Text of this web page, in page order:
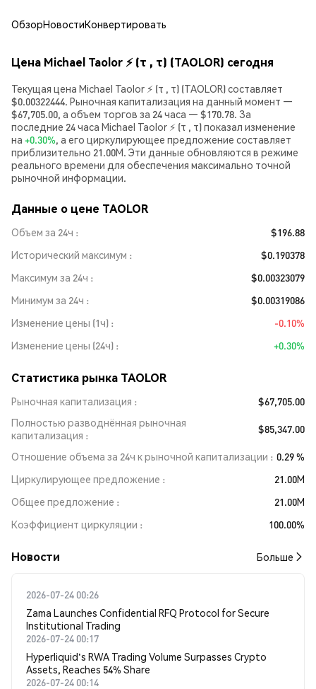
ОбзорНовостиКонвертировать
Цена Michael Taolor ⚡️ (τ , τ) (TAOLOR) сегодня
Текущая цена Michael Taolor ⚡️ (τ , τ) (TAOLOR) составляет
$0.00322444. Рыночная капитализация на данный момент —
$67,705.00, а объем торгов за 24 часа — $170.78. За
последние 24 часа Michael Taolor ⚡️ (τ , τ) показал изменение
на +0.30%, а его циркулирующее предложение составляет
приблизительно 21.00M. Эти данные обновляются в режиме
реального времени для обеспечения максимально точной
рыночной информации.
Данные о цене TAOLOR
Объем за 24ч
$196.88
Исторический максимум
$0.190378
Максимум за 24ч
$0.00323079
Минимум за 24ч
$0.00319086
Изменение цены (1ч)
-0.10%
Изменение цены (24ч)
+0.30%
Статистика рынка TAOLOR
Рыночная капитализация
$67,705.00
Полностью разводнённая рыночная
капитализация
$85,347.00
Отношение объема за 24ч к рыночной капитализации
0.29 %
Циркулирующее предложение
21.00M
Общее предложение
21.00M
Коэффициент циркуляции
100.00%
Новости Больше
2026-07-24 00:26
Zama Launches Confidential RFQ Protocol for Secure
Institutional Trading
2026-07-24 00:17
Hyperliquid's RWA Trading Volume Surpasses Crypto
Assets, Reaches 54% Share
2026-07-24 00:14